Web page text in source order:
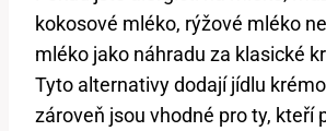
kokosové mléko, rýžové mléko
mléko jako náhradu za klasické
Tyto alternativy dodají jídlu
zároveň jsou vhodné pro ty, kteří